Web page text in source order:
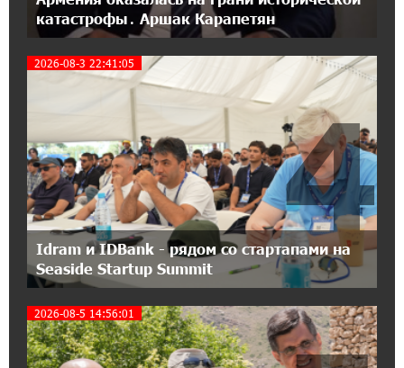
14:27:40 11-07-2026
«Мой лес Армения» — бенефициар
инициативы «Сила одного драма» в июле
Станьте акционером Юнибанка и
воспользуйтесь выгодным инвестиционным
предложением
21:45:09 9-07-2026
IDBank предупреждает о мошеннических
звонках от имени пенсионных фондов
15:50:50 9-07-2026
Небольшой французский уголок в Раздане
при сотрудничестве с Конверс МСБ
катастрофы․ Аршак Карапетян
2026-08-3 22:41:05
Idram и IDBank - рядом со стартапами на
Seaside Startup Summit
4
2026-08-5 14:56:01